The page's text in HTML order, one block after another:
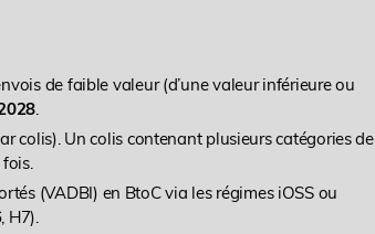
de faible valeur (d’une valeur inférieure ou
colis). Un colis contenant plusieurs catégories de
(VADBI) en BtoC via les régimes iOSS ou